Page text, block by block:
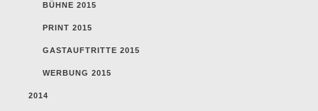
BÜHNE 2015
PRINT 2015
GASTAUFTRITTE 2015
WERBUNG 2015
2014